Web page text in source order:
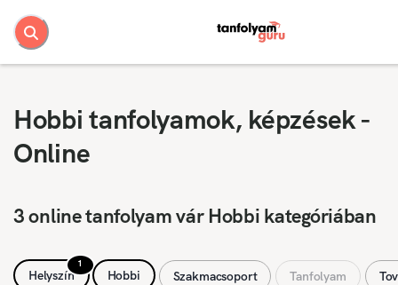
Hobbi tanfolyamok, képzések -
Online
3 online tanfolyam vár Hobbi kategóriában
1
Helyszín Hobbi Szakmacsoport Tanfolyam